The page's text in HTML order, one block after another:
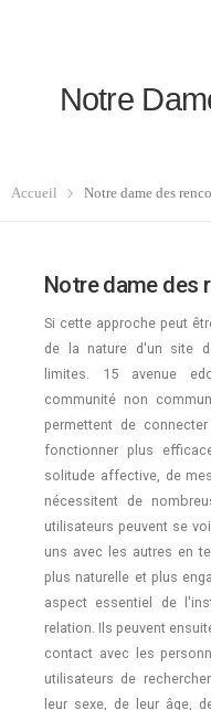
Notre
Accueil Notre dame des
Notre dame des
Si cette approche peut
de la nature d'un site
limites. 15 avenue
communité non
permettent de
fonctionner plus
solitude affective, de
nécessitent de
utilisateurs peuvent se
uns avec les autres en
plus naturelle et plus
aspect essentiel de
relation. Ils peuvent
contact avec les
utilisateurs de
leur sexe, de leur âge,